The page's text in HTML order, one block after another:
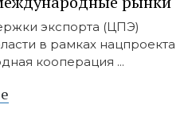
экспорта (ЦПЭ)
в рамках нацпроекта
кооперация ...